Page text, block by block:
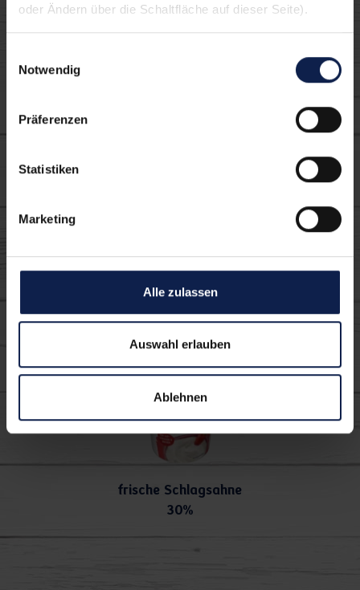
oder Ändern über die Schaltfläche auf dieser Seite).
Notwendig
Präferenzen
Statistiken
Marketing
Alle zulassen
Auswahl erlauben
Ablehnen
frischer Schmand
frische Schlagsahne
30%